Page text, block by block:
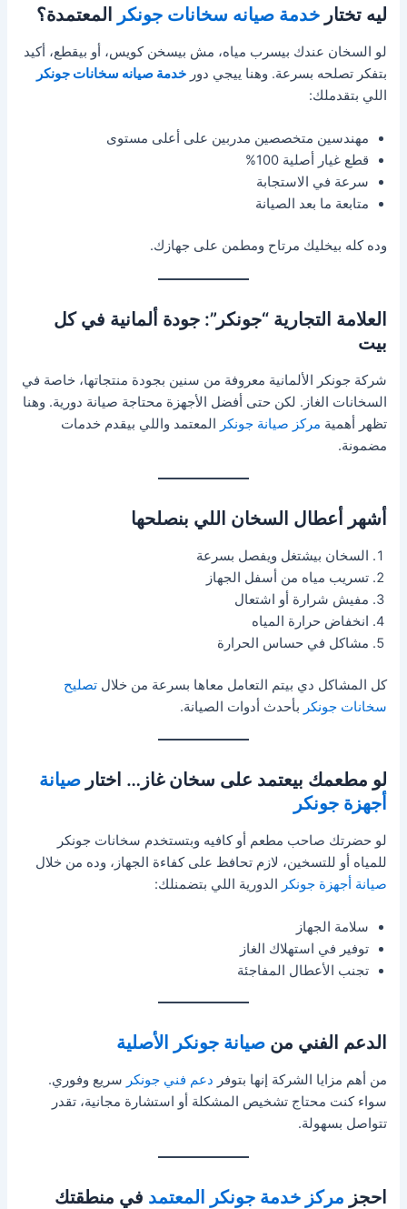
ليه تختارخدمة صيانه سخانات جونكر المعتمدة؟
لو السخان عندك بيسرب مياه، مش بيسخن كويس، أو بيقطع، أكيد
بتفكر تصلحه بسرعة. وهنا ييجي دورخدمة صيانه سخانات جونكر
اللي بتقدملك:
مهندسين متخصصين مدربين على أعلى مستوى
قطع غيار أصلية 100%
سرعة في الاستجابة
متابعة ما بعد الصيانة
وده كله بيخليك مرتاح ومطمن على جهازك.
العلامة التجارية “جونكر”: جودة ألمانية في كل
بيت
شركة جونكر الألمانية معروفة من سنين بجودة منتجاتها، خاصة في
السخانات الغاز. لكن حتى أفضل الأجهزة محتاجة صيانة دورية. وهنا
تظهر أهمية مركز صيانة جونكر المعتمد واللي بيقدم خدمات
مضمونة.
أشهر أعطال السخان اللي بنصلحها
السخان بيشتغل ويفصل بسرعة
تسريب مياه من أسفل الجهاز
مفيش شرارة أو اشتعال
انخفاض حرارة المياه
مشاكل في حساس الحرارة
كل المشاكل دي بيتم التعامل معاها بسرعة من خلالتصليح
سخانات جونكر بأحدث أدوات الصيانة.
لو مطعمك بيعتمد على سخان غاز… اختارصيانة
أجهزة جونكر
لو حضرتك صاحب مطعم أو كافيه وبتستخدم سخانات جونكر
للمياه أو للتسخين، لازم تحافظ على كفاءة الجهاز، وده من خلال
صيانة أجهزة جونكر الدورية اللي بتضمنلك:
سلامة الجهاز
توفير في استهلاك الغاز
تجنب الأعطال المفاجئة
الدعم الفني منصيانة جونكر الأصلية
من أهم مزايا الشركة إنها بتوفر دعم فني جونكر سريع وفوري.
سواء كنت محتاج تشخيص المشكلة أو استشارة مجانية، تقدر
تتواصل بسهولة.
احجز مركز خدمة جونكر المعتمد في منطقتك